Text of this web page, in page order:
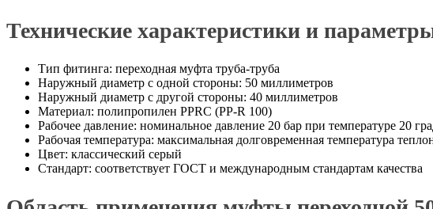
Технические характеристики и
Тип фитинга: переходная муфта труба-труба
Наружный диаметр с одной стороны: 50 миллиметров
Наружный диаметр с другой стороны: 40 миллиметров
Материал: полипропилен PPRC (PP-R 100)
Рабочее давление: номинальное давление 20 бар при температуре 20
Рабочая температура: максимальная долговременная температура
Цвет: классический серый
Стандарт: соответствует ГОСТ и международным стандартам качества